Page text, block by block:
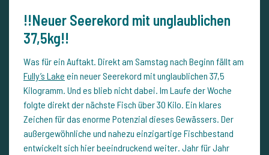
!!Neuer Seerekord mit unglaublichen
37,5kg!!
Was für ein Auftakt. Direkt am Samstag nach Beginn fällt am
Fully’s Lake ein neuer Seerekord mit unglaublichen 37,5
Kilogramm. Und es blieb nicht dabei. Im Laufe der Woche
folgte direkt der nächste Fisch über 30 Kilo. Ein klares
Zeichen für das enorme Potenzial dieses Gewässers. Der
außergewöhnliche und nahezu einzigartige Fischbestand
entwickelt sich hier beeindruckend weiter. Jahr für Jahr